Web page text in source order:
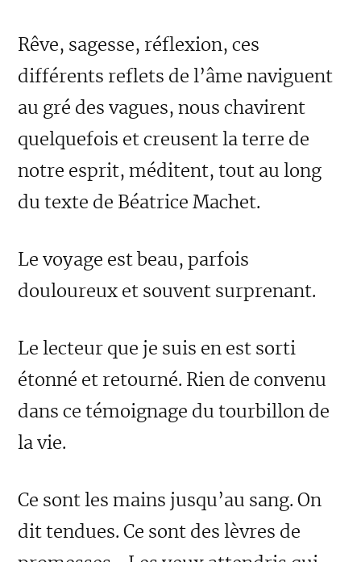
Rêve, sagesse, réflexion, ces
différents reflets de l’âme naviguent
au gré des vagues, nous chavirent
quelquefois et creusent la terre de
notre esprit, méditent, tout au long
du texte de Béatrice Machet.
Le voyage est beau, parfois
douloureux et souvent surprenant.
Le lecteur que je suis en est sorti
étonné et retourné. Rien de convenu
dans ce témoignage du tourbillon de
la vie.
Ce sont les mains jusqu’au sang. On
dit tendues. Ce sont des lèvres de